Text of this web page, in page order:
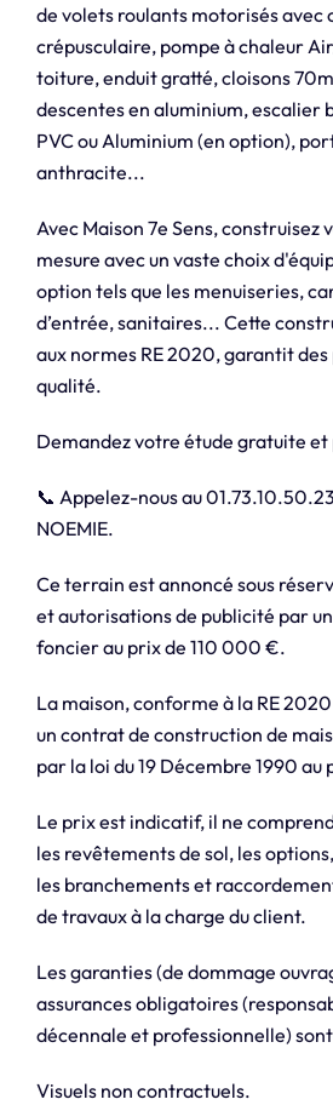
de volets roulants motorisés avec
crépusculaire, pompe à chaleur
toiture, enduit gratté, cloisons
descentes en aluminium, escalier
PVC ou Aluminium (en option),
anthracite...
Avec Maison 7e Sens, construisez
mesure avec un vaste choix
option tels que les menuiseries,
d’entrée, sanitaires... Cette
aux normes RE 2020, garantit
qualité.
Demandez votre étude gratuite
📞 Appelez-nous au
NOEMIE.
Ce terrain est annoncé sous
et autorisations de publicité par
foncier au prix de 110 000 €.
La maison, conforme à la RE
un contrat de construction de
par la loi du 19 Décembre 1990 au
Le prix est indicatif, il ne
les revêtements de sol, les
les branchements et
de travaux à la charge du client.
Les garanties (de dommage
assurances obligatoires
décennale et professionnelle)
Visuels non contractuels.